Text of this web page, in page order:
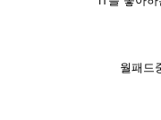
월패드